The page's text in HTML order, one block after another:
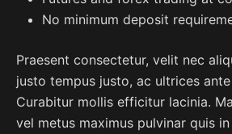
No minimum deposit
Praesent consectetur, velit nec
justo tempus justo, ac ultrices
Curabitur mollis efficitur lacinia.
vel metus maximus pulvinar quis